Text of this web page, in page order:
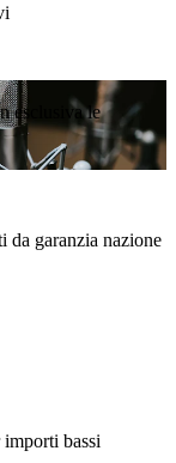
esclusiva le
da garanzia nazione
importi bassi